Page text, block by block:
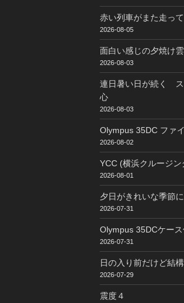
赤い列車がまた走っ
2026-08-05
面白い感じの夕焼け
2026-08-03
連日暑い日が続く ス
心
2026-08-03
Olympus 35DC ファ
2026-08-02
YCC (横浜クルージン
2026-08-01
夕日がきれいな季節に
2026-07-31
Olympus 35DCケー
2026-07-31
日の入り前だけど結
2026-07-29
震度４